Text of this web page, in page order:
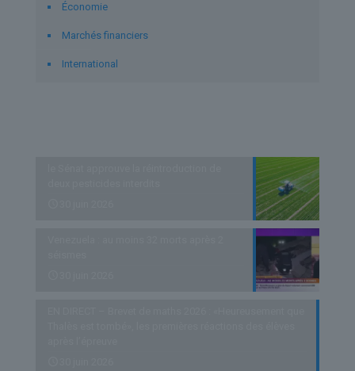
Économie
Marchés financiers
International